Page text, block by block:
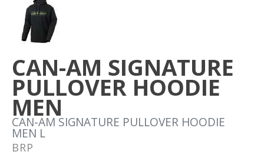
CAN-AM SIGNATURE
PULLOVER HOODIE
MEN
CAN-AM SIGNATURE PULLOVER HOODIE
MEN L
BRP